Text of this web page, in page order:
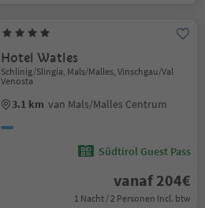
Hotel Watles
Schlinig/Slingia, Mals/Malles, Vinschgau/Val
Venosta
3.1 km van Mals/Malles Centrum
Südtirol Guest Pass
vanaf 204€
1 Nacht / 2 Personen Incl. btw